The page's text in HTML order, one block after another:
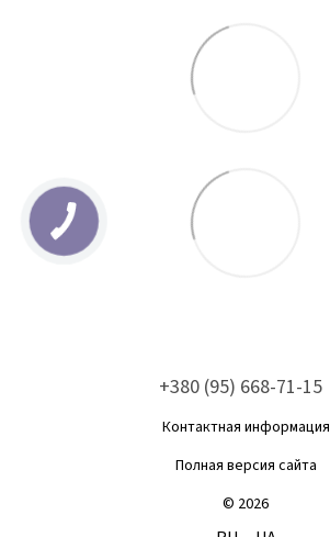
+380 (95) 668-71-15
Контактная информация
Полная версия сайта
© 2026